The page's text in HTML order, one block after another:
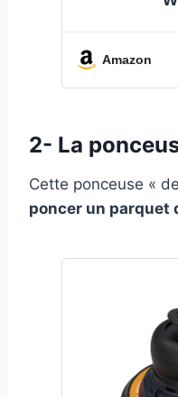
Amazon
2- La
Cette ponceuse «
poncer un parquet